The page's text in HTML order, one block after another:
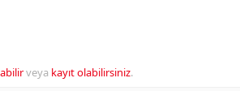
veya kayıt olabilirsiniz.